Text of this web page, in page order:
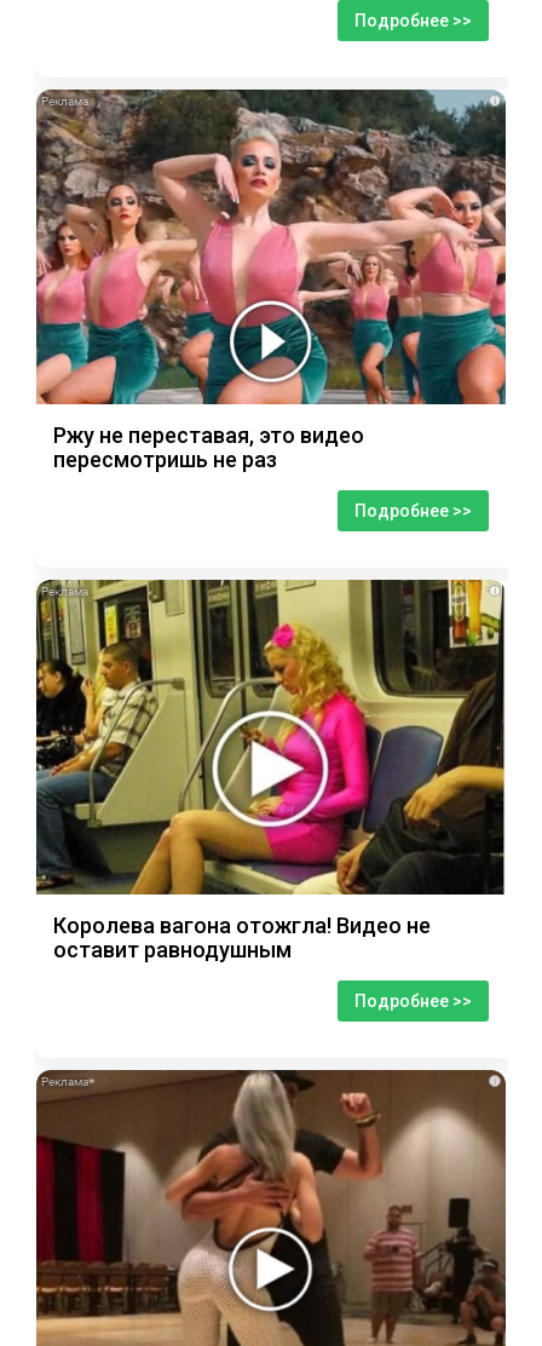
Подробнее >>
i
Ржу не переставая, это видео
пересмотришь не раз
Подробнее >>
i
Королева вагона отожгла! Видео не
оставит равнодушным
Подробнее >>
i